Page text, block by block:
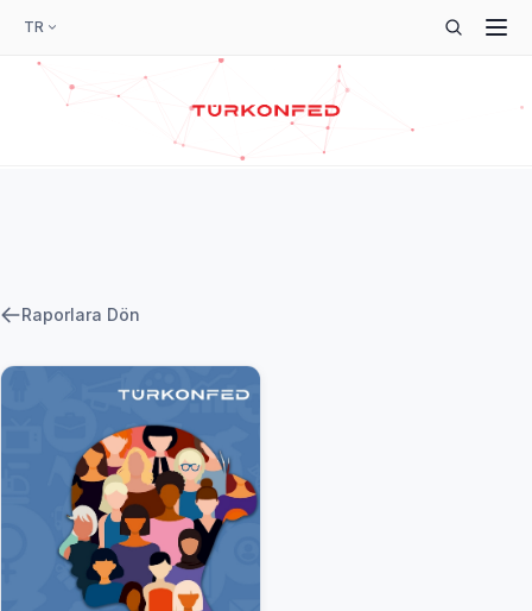
TR
Raporlara Dön